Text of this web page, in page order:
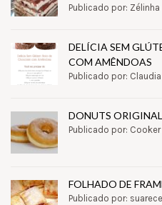
Publicado por: Zélinha
DELÍCIA SEM
COM AMÊNDOAS
Publicado por:
DONUTS ORIGINAL
Publicado por: Cooker
FOLHADO DE
Publicado por: